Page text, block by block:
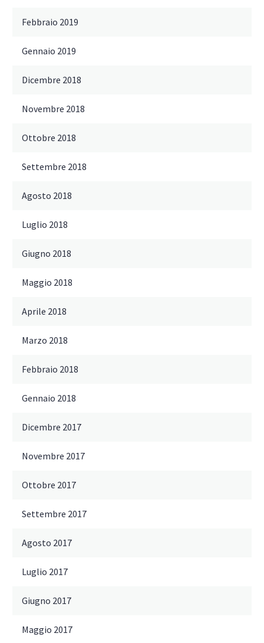
Febbraio 2019
Gennaio 2019
Dicembre 2018
Novembre 2018
Ottobre 2018
Settembre 2018
Agosto 2018
Luglio 2018
Giugno 2018
Maggio 2018
Aprile 2018
Marzo 2018
Febbraio 2018
Gennaio 2018
Dicembre 2017
Novembre 2017
Ottobre 2017
Settembre 2017
Agosto 2017
Luglio 2017
Giugno 2017
Maggio 2017